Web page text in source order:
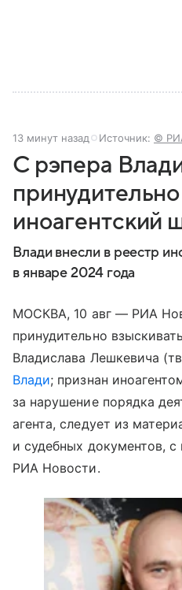
13 минут назад Источник: ©
С рэпера
иноагентский
Влади внесли в реестр
в январе 2024 года
МОСКВА, 10 авг — РИА
принудительно
Владислава Лешкевича
Влади; признан
за нарушение порядка
агента, следует из
и судебных документов,
РИА Новости.